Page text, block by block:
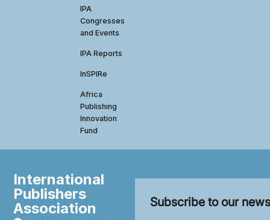
IPA
Congresses
and Events
IPA Reports
InSPIRe
Africa
Publishing
Innovation
Fund
International
Publishers
Association
Subscribe to our